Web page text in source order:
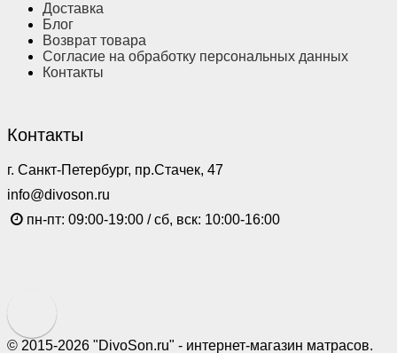
Доставка
Блог
Возврат товара
Согласие на обработку персональных данных
Контакты
Контакты
г. Санкт-Петербург, пр.Стачек, 47
info@divoson.ru
пн-пт: 09:00-19:00 / сб, вск: 10:00-16:00
© 2015-2026 "DivoSon.ru" - интернет-магазин матрасов.